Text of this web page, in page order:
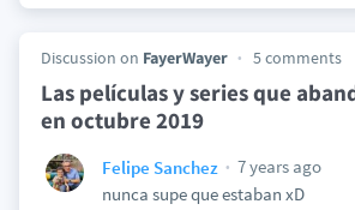
Discussion on FayerWayer 5 comments
Las películas y series que
en octubre 2019
Felipe Sanchez
7 years ago
nunca supe que estaban xD